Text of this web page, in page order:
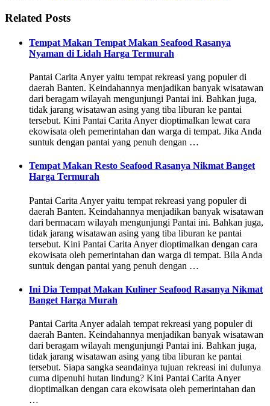
Related Posts
Tempat Makan Tempat Makan Seafood Rasanya
Nyaman di Lidah Harga Termurah
Pantai Carita Anyer yaitu tempat rekreasi yang populer di
daerah Banten. Keindahannya menjadikan banyak wisatawan
dari beragam wilayah mengunjungi Pantai ini. Bahkan juga,
tidak jarang wisatawan asing yang tiba liburan ke pantai
tersebut. Kini Pantai Carita Anyer dioptimalkan lewat cara
ekowisata oleh pemerintahan dan warga di tempat. Jika Anda
suntuk dengan pantai yang penuh dengan …
Tempat Makan Resto Seafood Rasanya Nikmat Banget
Harga Termurah
Pantai Carita Anyer yaitu tempat rekreasi yang populer di
daerah Banten. Keindahannya menjadikan banyak wisatawan
dari bermacam wilayah mengunjungi Pantai ini. Bahkan juga,
tidak jarang wisatawan asing yang tiba liburan ke pantai
tersebut. Kini Pantai Carita Anyer dioptimalkan dengan cara
ekowisata oleh pemerintahan dan warga di tempat. Bila Anda
suntuk dengan pantai yang penuh dengan …
Ini Dia Tempat Makan Kuliner Seafood Rasanya Nikmat
Banget Harga Murah
Pantai Carita Anyer adalah tempat rekreasi yang populer di
daerah Banten. Keindahannya menjadikan banyak wisatawan
dari beragam wilayah mengunjungi Pantai ini. Bahkan juga,
tidak jarang wisatawan asing yang tiba liburan ke pantai
tersebut. Siapa sangka seandainya tujuan rekreasi ini dulunya
cuma dipenuhi hutan lindung? Kini Pantai Carita Anyer
dioptimalkan dengan cara ekowisata oleh pemerintahan dan
…